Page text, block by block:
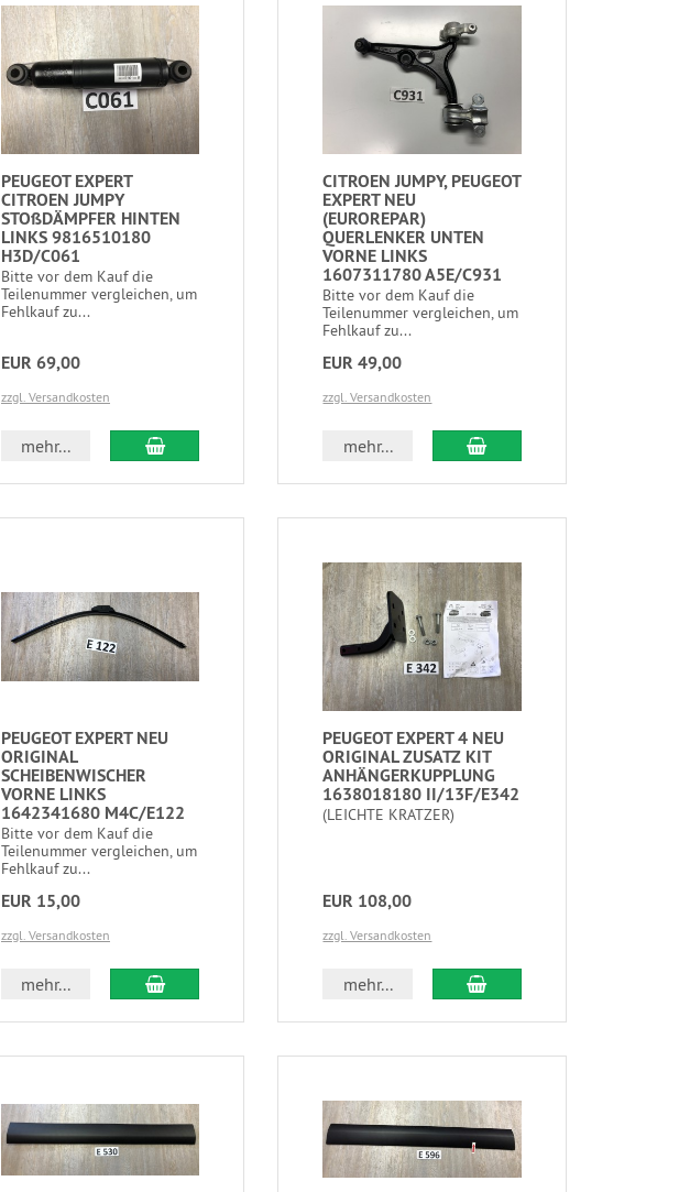
PEUGEOT EXPERT
CITROEN JUMPY
STOßDÄMPFER HINTEN
LINKS 9816510180
H3D/C061
Bitte vor dem Kauf die
Teilenummer vergleichen, um
Fehlkauf zu...
EUR 69,00
zzgl. Versandkosten
mehr...
CITROEN JUMPY, PEUGEOT
EXPERT NEU
(EUROREPAR)
QUERLENKER UNTEN
VORNE LINKS
1607311780 A5E/C931
Bitte vor dem Kauf die
Teilenummer vergleichen, um
Fehlkauf zu...
EUR 49,00
zzgl. Versandkosten
mehr...
PEUGEOT EXPERT NEU
ORIGINAL
SCHEIBENWISCHER
VORNE LINKS
1642341680 M4C/E122
Bitte vor dem Kauf die
Teilenummer vergleichen, um
Fehlkauf zu...
EUR 15,00
zzgl. Versandkosten
mehr...
PEUGEOT EXPERT 4 NEU
ORIGINAL ZUSATZ KIT
ANHÄNGERKUPPLUNG
1638018180 II/13F/E342
(LEICHTE KRATZER)
EUR 108,00
zzgl. Versandkosten
mehr...